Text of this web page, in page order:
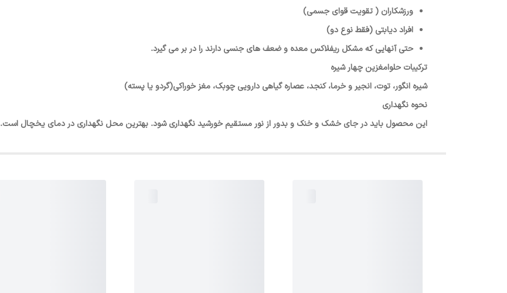
ورزشکاران ( تقویت قوای جسمی)
افراد دیابتی (فقط نوع دو)
حتی آنهایی که مشکل ریفلاکس معده و ضعف های جنسی دارند را در بر می گیرد.
ترکیبات حلوامغزین چهار شیره
شیره انگور، توت، انجیر و خرما، کنجد، عصاره گیاهی دارویی چوبک، مغز خوراکی(گردو یا پسته)
نحوه نگهداری
این محصول باید در جای خشک و خنک و بدور از نور مستقیم خورشید نگهداری شود. بهترین محل نگهداری در دمای یخچال است.